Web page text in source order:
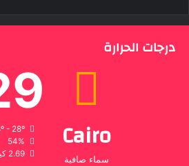
درجات الحرارة
Cairo
سماء صافية
38º - 28º
54%
2.69 كيلومتر/ساعة